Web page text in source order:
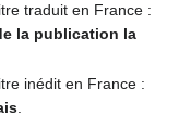
traduit en France :
la publication la
inédit en France :